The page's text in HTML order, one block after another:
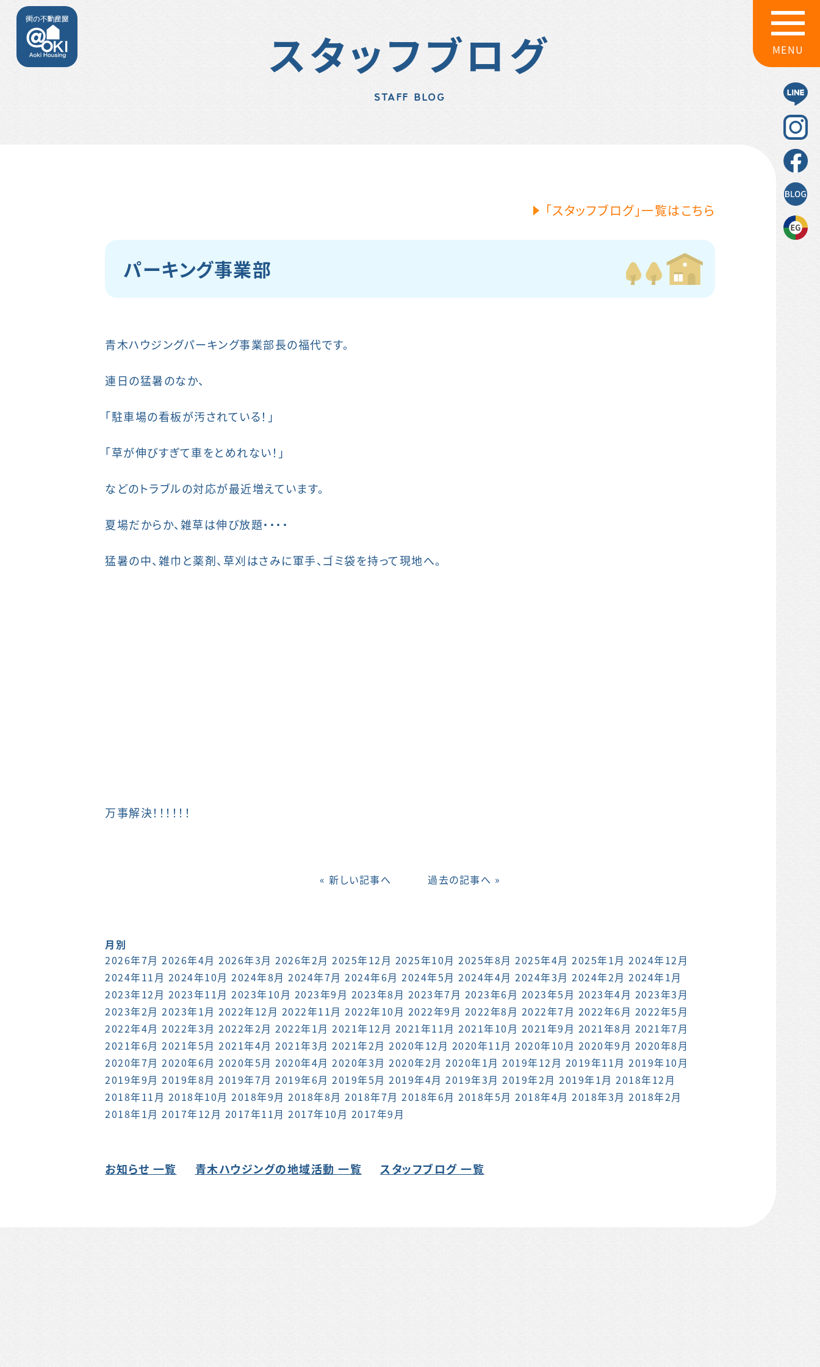
MENU
スタッフブログ
STAFF BLOG
「スタッフブログ」一覧はこちら
パーキング事業部
青木ハウジングパーキング事業部長の福代です。
連日の猛暑のなか、
「駐車場の看板が汚されている！」
「草が伸びすぎて車をとめれない！」
などのトラブルの対応が最近増えています。
夏場だからか、雑草は伸び放題・・・・
猛暑の中、雑巾と薬剤、草刈はさみに軍手、ゴミ袋を持って現地へ。
万事解決！！！！！！
« 新しい記事へ 過去の記事へ »
月別
2026年7月 2026年4月 2026年3月 2026年2月 2025年12月 2025年10月 2025年8月 2025年4月 2025年1月 2024年12月
2024年11月 2024年10月 2024年8月 2024年7月 2024年6月 2024年5月 2024年4月 2024年3月 2024年2月 2024年1月
2023年12月 2023年11月 2023年10月 2023年9月 2023年8月 2023年7月 2023年6月 2023年5月 2023年4月 2023年3月
2023年2月 2023年1月 2022年12月 2022年11月 2022年10月 2022年9月 2022年8月 2022年7月 2022年6月 2022年5月
2022年4月 2022年3月 2022年2月 2022年1月 2021年12月 2021年11月 2021年10月 2021年9月 2021年8月 2021年7月
2021年6月 2021年5月 2021年4月 2021年3月 2021年2月 2020年12月 2020年11月 2020年10月 2020年9月 2020年8月
2020年7月 2020年6月 2020年5月 2020年4月 2020年3月 2020年2月 2020年1月 2019年12月 2019年11月 2019年10月
2019年9月 2019年8月 2019年7月 2019年6月 2019年5月 2019年4月 2019年3月 2019年2月 2019年1月 2018年12月
2018年11月 2018年10月 2018年9月 2018年8月 2018年7月 2018年6月 2018年5月 2018年4月 2018年3月 2018年2月
2018年1月 2017年12月 2017年11月 2017年10月 2017年9月
お知らせ 一覧 青木ハウジングの地域活動 一覧 スタッフブログ 一覧